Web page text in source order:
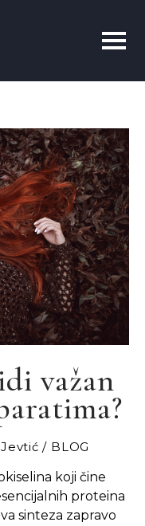
važan
BLOG
koji čine
proteina
sinteza zapravo